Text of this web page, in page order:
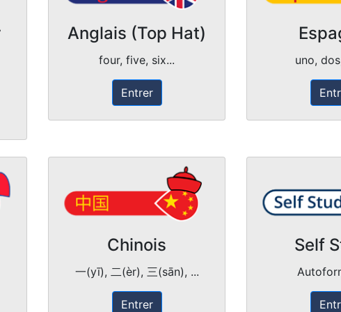
Anglais (Top Hat)
four, five, six...
Entrer
uno,
Chinois
一(yī), 二(èr), 三(sān), ...
Entrer
Self